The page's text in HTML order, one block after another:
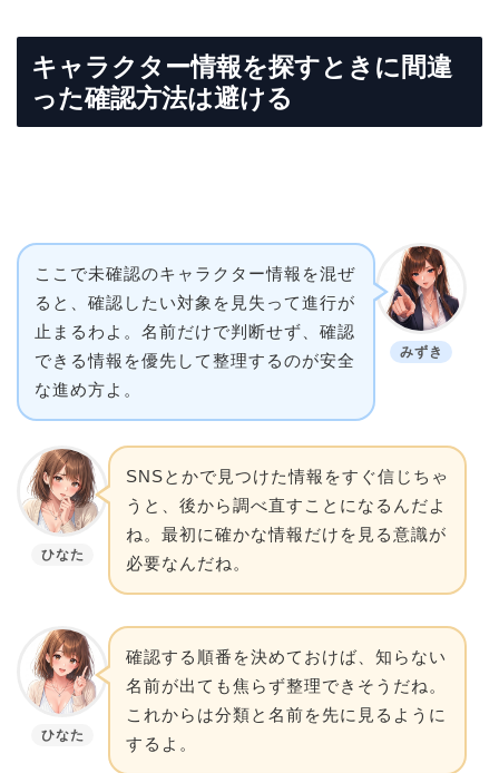
キャラクター情報を探すときに間違
った確認方法は避ける
みずき
ここで未確認のキャラクター情報を混ぜ
ると、確認したい対象を見失って進行が
止まるわよ。名前だけで判断せず、確認
できる情報を優先して整理するのが安全
な進め方よ。
ひなた
SNSとかで見つけた情報をすぐ信じちゃ
うと、後から調べ直すことになるんだよ
ね。最初に確かな情報だけを見る意識が
必要なんだね。
ひなた
確認する順番を決めておけば、知らない
名前が出ても焦らず整理できそうだね。
これからは分類と名前を先に見るように
するよ。